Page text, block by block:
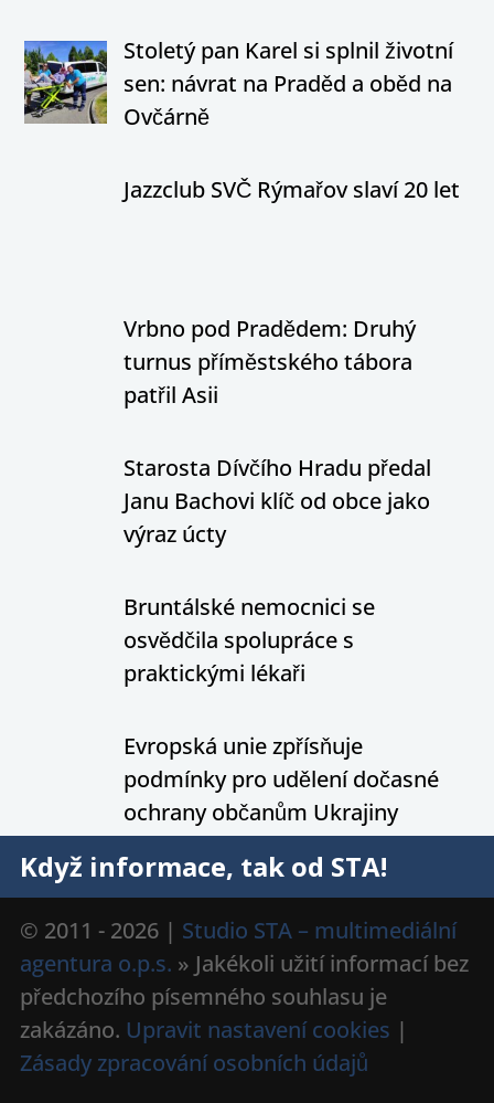
Stoletý pan Karel si splnil životní
sen: návrat na Praděd a oběd na
Ovčárně
Jazzclub SVČ Rýmařov slaví 20 let
Vrbno pod Pradědem: Druhý
turnus příměstského tábora
patřil Asii
Starosta Dívčího Hradu předal
Janu Bachovi klíč od obce jako
výraz úcty
Bruntálské nemocnici se
osvědčila spolupráce s
praktickými lékaři
Evropská unie zpřísňuje
podmínky pro udělení dočasné
ochrany občanům Ukrajiny
Když informace, tak od STA!
© 2011 - 2026 | Studio STA – multimediální
agentura o.p.s. » Jakékoli užití informací bez
předchozího písemného souhlasu je
zakázáno. Upravit nastavení cookies |
Zásady zpracování osobních údajů